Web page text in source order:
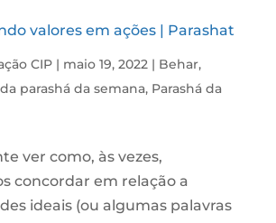
valores em ações | Parashat
CIP| maio 19, 2022| Behar,
parashá da semana, Parashá da
ver como, às vezes,
concordar em relação a
ideais (ou algumas palavras